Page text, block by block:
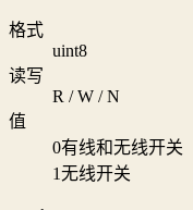
格式
uint8
读写
R / W / N
值
0有线和无线开关
1无线开关